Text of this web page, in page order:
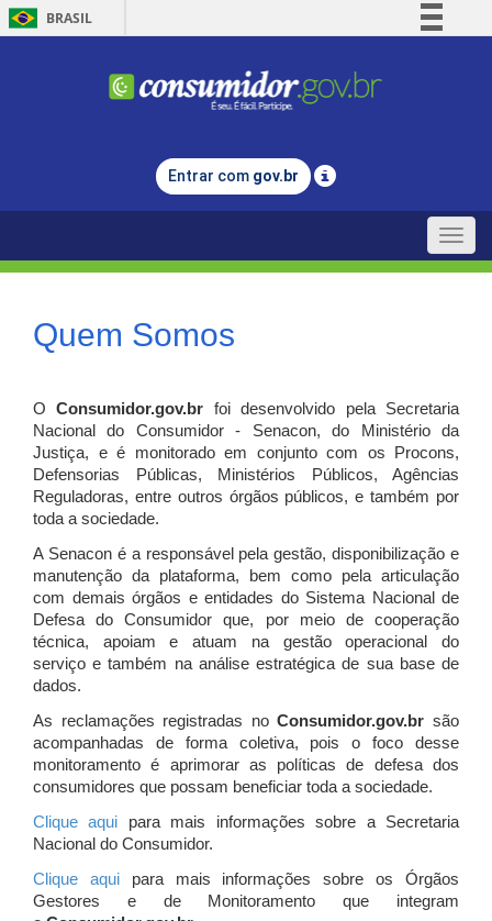
BRASIL
Comunica BR
Legislação
Entrar com gov.br
Toggle
Quem Somos
OConsumidor.gov.br
foi desenvolvido pela Secretaria
Nacional do Consumidor - Senacon, do Ministério da
Justiça, e é monitorado em conjunto com os Procons,
Defensorias Públicas, Ministérios Públicos, Agências
Reguladoras, entre outros órgãos públicos, e também por
toda a sociedade.
A Senacon é a responsável pela gestão, disponibilização e
manutenção da plataforma, bem como pela articulação
com demais órgãos e entidades do Sistema Nacional de
Defesa do Consumidor que, por meio de cooperação
técnica, apoiam e atuam na gestão operacional do
serviço e também na análise estratégica de sua base de
dados.
As reclamações registradas noConsumidor.gov.br são
acompanhadas de forma coletiva, pois o foco desse
monitoramento é aprimorar as políticas de defesa dos
consumidores que possam beneficiar toda a sociedade.
Clique aqui para mais informações sobre a Secretaria
Nacional do Consumidor.
Clique aquipara mais informações sobre os Órgãos
Gestores e de Monitoramento que integram